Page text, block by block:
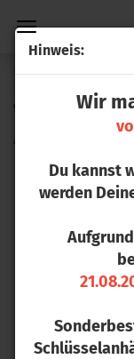
Hin­weis:
Wir
Du kannst
werden
9
Artikel in dieser
Acryl Pho­to­block